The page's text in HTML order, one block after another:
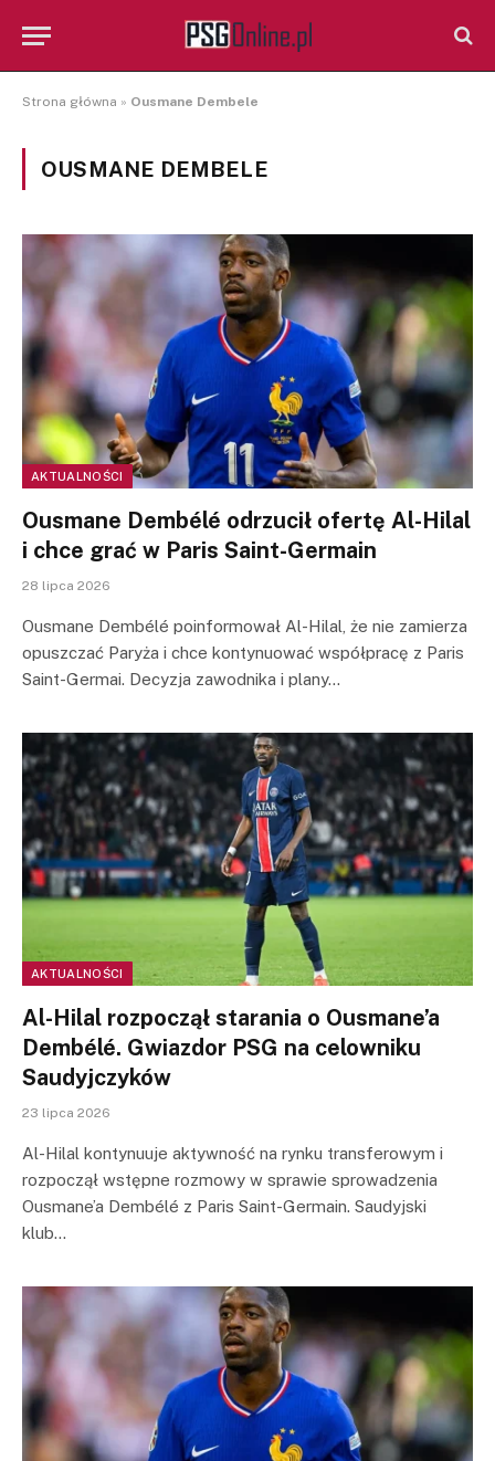
Strona główna » Ousmane Dembele
OUSMANE DEMBELE
AKTUALNOŚCI
Ousmane Dembélé odrzucił ofertę Al-Hilal
i chce grać w Paris Saint-Germain
28 lipca 2026
Ousmane Dembélé poinformował Al-Hilal, że nie zamierza
opuszczać Paryża i chce kontynuować współpracę z Paris
Saint-Germai. Decyzja zawodnika i plany…
AKTUALNOŚCI
Al-Hilal rozpoczął starania o Ousmane’a
Dembélé. Gwiazdor PSG na celowniku
Saudyjczyków
23 lipca 2026
Al-Hilal kontynuuje aktywność na rynku transferowym i
rozpoczął wstępne rozmowy w sprawie sprowadzenia
Ousmane’a Dembélé z Paris Saint-Germain. Saudyjski
klub…